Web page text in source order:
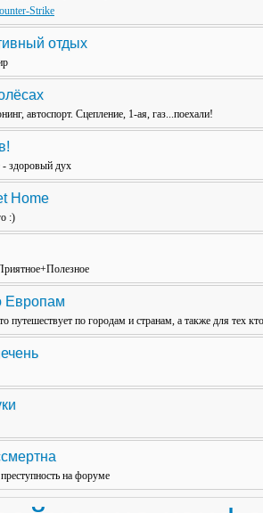
Strike
отдых
автоспорт. Сцепление, 1-ая, газ...поехали!
- здоровый дух
Home
:)
Европам
путешествует по городам и странам, а также для тех
на форуме